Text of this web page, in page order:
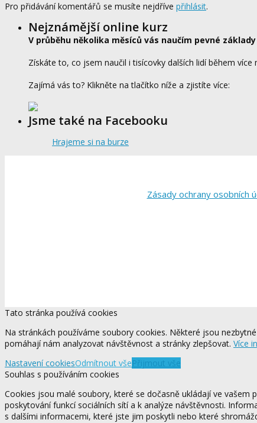
Pro přidávání komentářů se musíte nejdříve přihlásit.
Nejznámější online kurz
V průběhu několika měsíců vás naučím pevné
Získáte to, co jsem naučil i tisícovky dalších lidí během více
Zajímá vás to? Klikněte na tlačítko níže a zjistíte více:
Jsme také na Facebooku
Hrajeme si na burze
Zásady ochrany osobních
Tato stránka používá cookies
Na stránkách používáme soubory cookies. Některé jsou
pomáhají nám analyzovat návštěvnost a stránky zlepšovat. Více
Nastavení cookiesOdmítnout všePřijmout vše
Souhlas s používáním cookies
Cookies jsou malé soubory, které se dočasně ukládají ve vašem
poskytování funkcí sociálních sítí a k analýze návštěvnosti.
s dalšími informacemi, které jste jim poskytli nebo které